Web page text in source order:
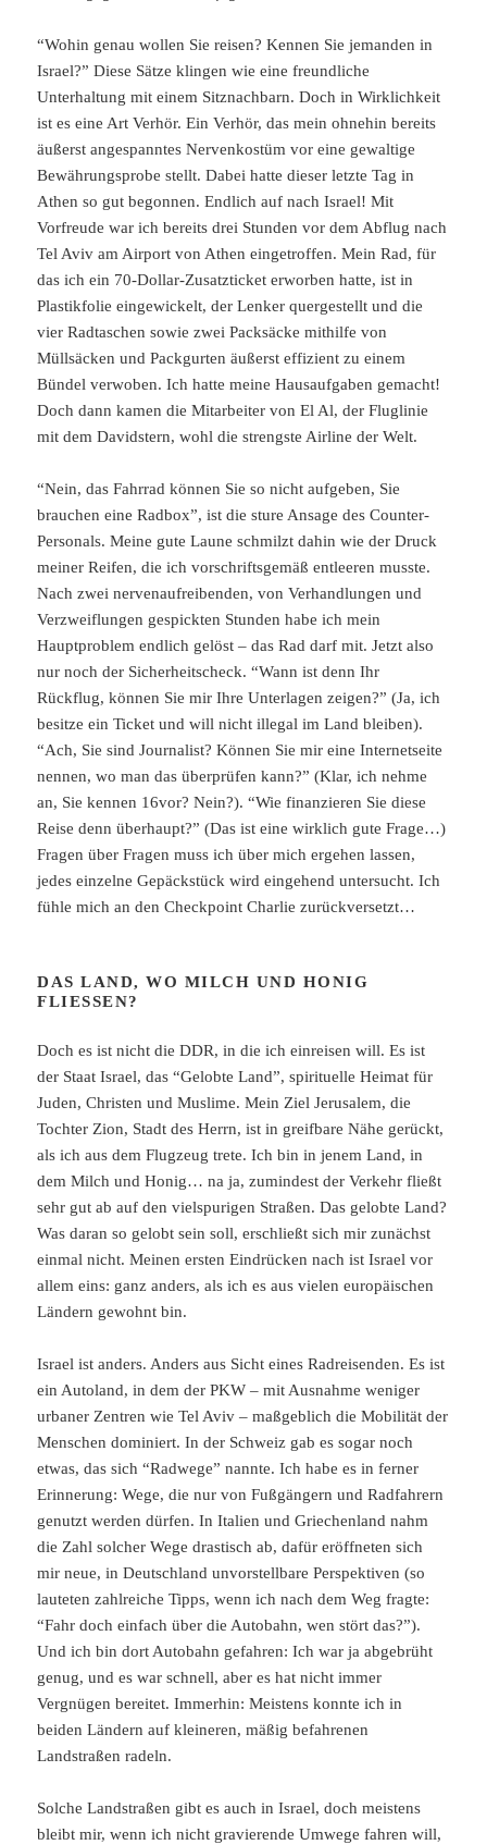
“Wohin genau wollen Sie reisen? Kennen Sie jemanden in
Israel?” Diese Sätze klingen wie eine freundliche
Unterhaltung mit einem Sitznachbarn. Doch in Wirklichkeit
ist es eine Art Verhör. Ein Verhör, das mein ohnehin bereits
äußerst angespanntes Nervenkostüm vor eine gewaltige
Bewährungsprobe stellt. Dabei hatte dieser letzte Tag in
Athen so gut begonnen. Endlich auf nach Israel! Mit
Vorfreude war ich bereits drei Stunden vor dem Abflug nach
Tel Aviv am Airport von Athen eingetroffen. Mein Rad, für
das ich ein 70-Dollar-Zusatzticket erworben hatte, ist in
Plastikfolie eingewickelt, der Lenker quergestellt und die
vier Radtaschen sowie zwei Packsäcke mithilfe von
Müllsäcken und Packgurten äußerst effizient zu einem
Bündel verwoben. Ich hatte meine Hausaufgaben gemacht!
Doch dann kamen die Mitarbeiter von El Al, der Fluglinie
mit dem Davidstern, wohl die strengste Airline der Welt.
“Nein, das Fahrrad können Sie so nicht aufgeben, Sie
brauchen eine Radbox”, ist die sture Ansage des Counter-
Personals. Meine gute Laune schmilzt dahin wie der Druck
meiner Reifen, die ich vorschriftsgemäß entleeren musste.
Nach zwei nervenaufreibenden, von Verhandlungen und
Verzweiflungen gespickten Stunden habe ich mein
Hauptproblem endlich gelöst – das Rad darf mit. Jetzt also
nur noch der Sicherheitscheck. “Wann ist denn Ihr
Rückflug, können Sie mir Ihre Unterlagen zeigen?” (Ja, ich
besitze ein Ticket und will nicht illegal im Land bleiben).
“Ach, Sie sind Journalist? Können Sie mir eine Internetseite
nennen, wo man das überprüfen kann?” (Klar, ich nehme
an, Sie kennen 16vor? Nein?). “Wie finanzieren Sie diese
Reise denn überhaupt?” (Das ist eine wirklich gute Frage…)
Fragen über Fragen muss ich über mich ergehen lassen,
jedes einzelne Gepäckstück wird eingehend untersucht. Ich
fühle mich an den Checkpoint Charlie zurückversetzt…
DAS LAND, WO MILCH UND HONIG
FLIESSEN?
Doch es ist nicht die DDR, in die ich einreisen will. Es ist
der Staat Israel, das “Gelobte Land”, spirituelle Heimat für
Juden, Christen und Muslime. Mein Ziel Jerusalem, die
Tochter Zion, Stadt des Herrn, ist in greifbare Nähe gerückt,
als ich aus dem Flugzeug trete. Ich bin in jenem Land, in
dem Milch und Honig… na ja, zumindest der Verkehr fließt
sehr gut ab auf den vielspurigen Straßen. Das gelobte Land?
Was daran so gelobt sein soll, erschließt sich mir zunächst
einmal nicht. Meinen ersten Eindrücken nach ist Israel vor
allem eins: ganz anders, als ich es aus vielen europäischen
Ländern gewohnt bin.
Israel ist anders. Anders aus Sicht eines Radreisenden. Es ist
ein Autoland, in dem der PKW – mit Ausnahme weniger
urbaner Zentren wie Tel Aviv – maßgeblich die Mobilität der
Menschen dominiert. In der Schweiz gab es sogar noch
etwas, das sich “Radwege” nannte. Ich habe es in ferner
Erinnerung: Wege, die nur von Fußgängern und Radfahrern
genutzt werden dürfen. In Italien und Griechenland nahm
die Zahl solcher Wege drastisch ab, dafür eröffneten sich
mir neue, in Deutschland unvorstellbare Perspektiven (so
lauteten zahlreiche Tipps, wenn ich nach dem Weg fragte:
“Fahr doch einfach über die Autobahn, wen stört das?”).
Und ich bin dort Autobahn gefahren: Ich war ja abgebrüht
genug, und es war schnell, aber es hat nicht immer
Vergnügen bereitet. Immerhin: Meistens konnte ich in
beiden Ländern auf kleineren, mäßig befahrenen
Landstraßen radeln.
Solche Landstraßen gibt es auch in Israel, doch meistens
bleibt mir, wenn ich nicht gravierende Umwege fahren will,